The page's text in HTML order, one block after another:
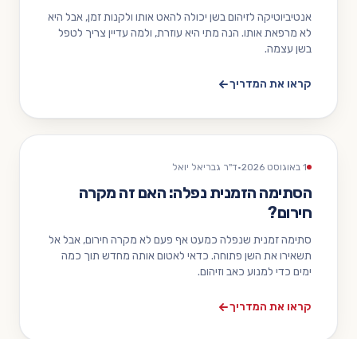
אנטיביוטיקה לזיהום בשן יכולה להאט אותו ולקנות זמן, אבל היא
לא מרפאת אותו. הנה מתי היא עוזרת, ולמה עדיין צריך לטפל
בשן עצמה.
קראו את המדריך
1 באוגוסט 2026 ·ד"ר גבריאל יואל
הסתימה הזמנית נפלה: האם זה מקרה
חירום?
סתימה זמנית שנפלה כמעט אף פעם לא מקרה חירום, אבל אל
תשאירו את השן פתוחה. כדאי לאטום אותה מחדש תוך כמה
ימים כדי למנוע כאב וזיהום.
קראו את המדריך